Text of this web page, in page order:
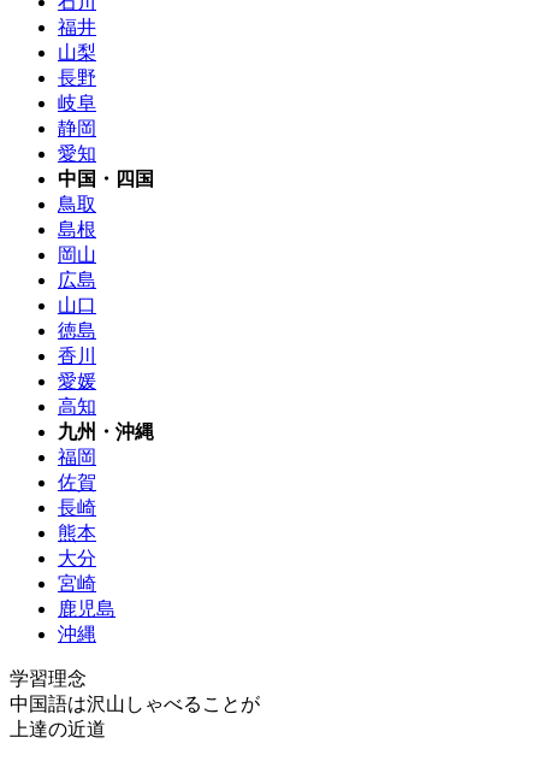
福井
山梨
長野
岐阜
静岡
愛知
中国・四国
鳥取
島根
岡山
広島
山口
徳島
香川
愛媛
高知
九州・沖縄
福岡
佐賀
長崎
熊本
大分
宮崎
鹿児島
沖縄
学習理念
中国語は沢山しゃべることが
上達の近道